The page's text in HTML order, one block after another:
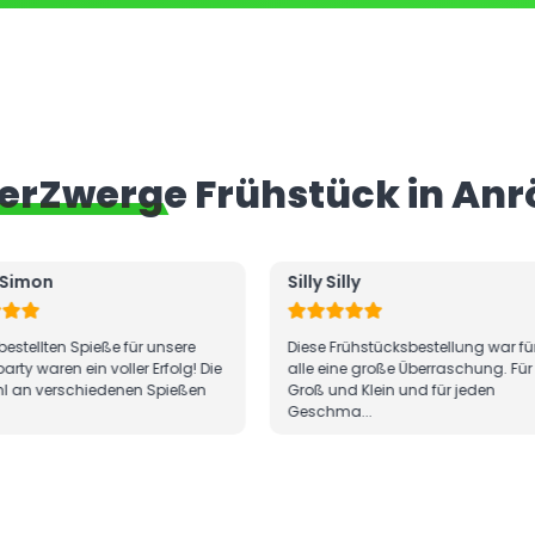
Frühstück in
war für uns
große Überraschung. Für
Klein und für jeden
Ron
Alles war frisch zubereitet, die
knackig, reichhaltig belegt und
hübsch garniert. Die Lieferung